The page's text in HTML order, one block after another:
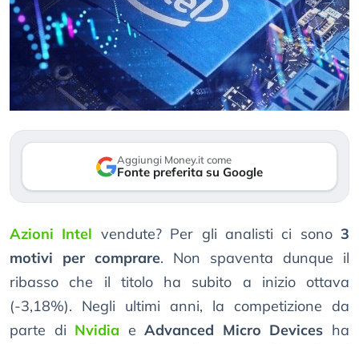
Aggiungi Money.it come
Fonte preferita su Google
Azioni Intel vendute? Per gli analisti ci sono 3
motivi per comprare. Non spaventa dunque il
ribasso che il titolo ha subito a inizio ottava
(-3,18%). Negli ultimi anni, la competizione da
parte di Nvidia eAdvanced Micro Devices ha